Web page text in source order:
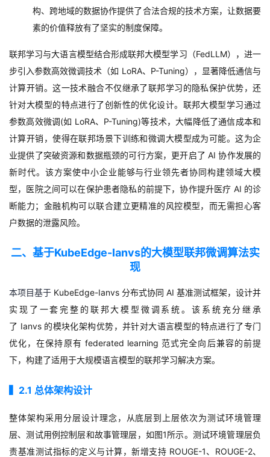
构、跨地域的数据协作提供了合法合规的技术方案， 让数据要
素的价值释放有了坚实的制度保障。
联邦学习与大语言模型结合形成联邦大模型学习（FedLLM），进一
步引入参数高效微调技术（如 LoRA、 P-Tuning），显著降低通信与
计算开销。这一技术融合不仅继承了联邦学习的隐私保护优势，还
针对大模型的特点进行了创新性的优化设计。联邦大模型学习通过
参数高效微调(如 LoRA、 P-Tuning)等技术，大幅降低了通信成本和
计算开销，使得在联邦场景下训练和微调大模型成为可能。这为企
业提供了突破资源和数据瓶颈的可行方案， 更开启了AI协作发展的
新时代。 该方案使中小企业能够与行业领先者协同构建领域大模
型， 医院之间可以在保护患者隐私的前提下，协作提升医疗 AI 的诊
断能力； 金融机构可以联合建立更精准的风控模型， 而无需担心客
户数据的泄露风险。
二、基于KubeEdge-Ianvs的大模型联邦微调算法实
现
本项目基于 KubeEdge-Ianvs 分布式协同 AI 基准测试框架，设计并
实现了一套完整的联邦大模型微调系统。该系统充分继承
了 Ianvs 的模块化架构优势，并针对大语言模型的特点进行了专门
优化，在保持原有 federated learning范式完全向后兼容的前提
下，构建了适用于大规模语言模型的联邦学习解决方案。
2.1 总体架构设计
整体架构采用分层设计理念，从底层到上层依次为测试环境管理
层、测试用例控制层和故事管理层，如图1所示。测试环境管理层负
责基准测试指标的定义与计算，新增支持 ROUGE-1、 ROUGE-2、